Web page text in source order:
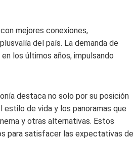
mejores conexiones,
del país. La demanda de
los últimos años, impulsando
destaca no solo por su posición
estilo de vida y los panoramas que
y otras alternativas. Estos
para satisfacer las expectativas de